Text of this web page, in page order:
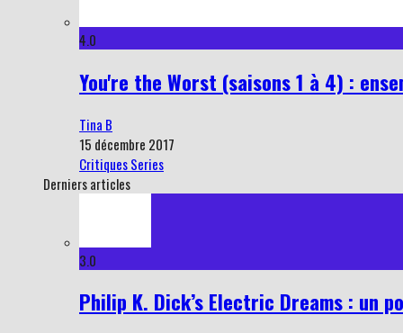
4.0
You're the Worst (saisons 1 à 4) :
Tina B
15 décembre 2017
Critiques Series
Derniers articles
3.0
Philip K. Dick’s Electric Dreams : un